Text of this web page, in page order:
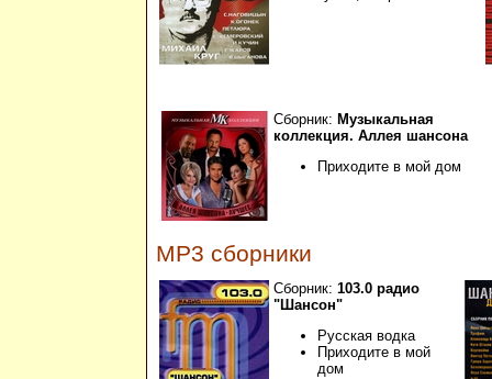
Сборник: Музыкальная
коллекция. Аллея шансона
Приходите в мой дом
MP3 сборники
Сборник: 103.0 радио
"Шансон"
Русская водка
Приходите в мой
дом